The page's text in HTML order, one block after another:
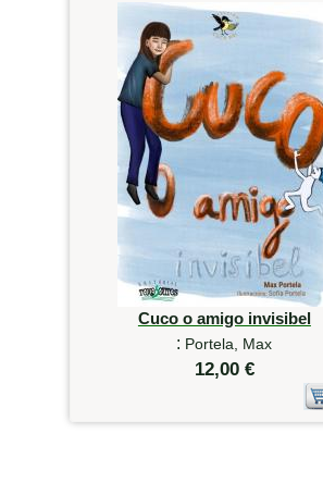
Cuco o amigo invisibel
: Portela, Max
12,00 €